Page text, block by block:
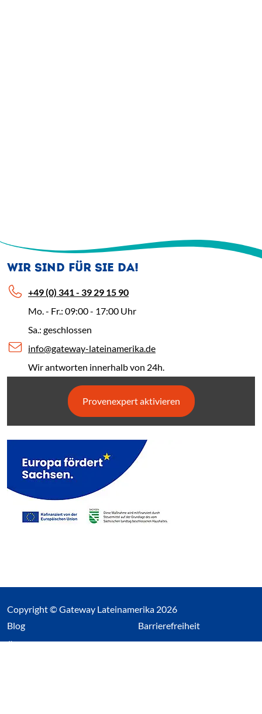
WIR SIND FÜR SIE DA!
+49 (0) 341 - 39 29 15 90
Mo. - Fr.: 09:00 - 17:00 Uhr
Sa.: geschlossen
info@gateway-lateinamerika.de
Wir antworten innerhalb von 24h.
Provenexpert aktivieren
Copyright © Gateway Lateinamerika 2026
Blog(Link öffnet einen neuen Tab)
Über uns
Barrierefreiheit
Impressum